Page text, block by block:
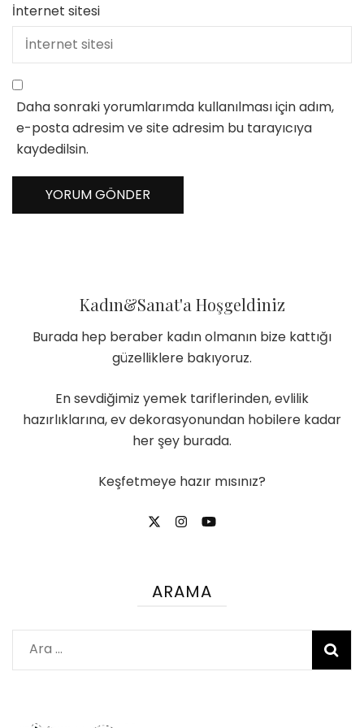
İnternet sitesi
Daha sonraki yorumlarımda kullanılması için adım,
e-posta adresim ve site adresim bu tarayıcıya
kaydedilsin.
Kadın&Sanat'a Hoşgeldiniz
Burada hep beraber kadın olmanın bize kattığı
güzelliklere bakıyoruz.
En sevdiğimiz yemek tariflerinden, evlilik
hazırlıklarına, ev dekorasyonundan hobilere kadar
her şey burada.
Keşfetmeye hazır mısınız?
ARAMA
Arama: